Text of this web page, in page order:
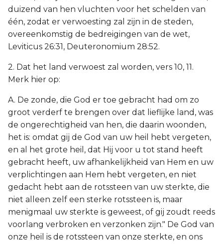
duizend van hen vluchten voor het schelden van
één, zodat er verwoesting zal zijn in de steden,
overeenkomstig de bedreigingen van de wet,
Leviticus 26:31, Deuteronomium 28:52.
2. Dat het land verwoest zal worden, vers 10, 11.
Merk hier op:
A. De zonde, die God er toe gebracht had om zo
groot verderf te brengen over dat lieflijke land, was
de ongerechtigheid van hen, die daarin woonden,
het is: omdat gij de God van uw heil hebt vergeten,
en al het grote heil, dat Hij voor u tot stand heeft
gebracht heeft, uw afhankelijkheid van Hem en uw
verplichtingen aan Hem hebt vergeten, en niet
gedacht hebt aan de rotssteen van uw sterkte, die
niet alleen zelf een sterke rotssteen is, maar
menigmaal uw sterkte is geweest, of gij zoudt reeds
voorlang verbroken en verzonken zijn." De God van
onze heil is de rotssteen van onze sterkte, en ons